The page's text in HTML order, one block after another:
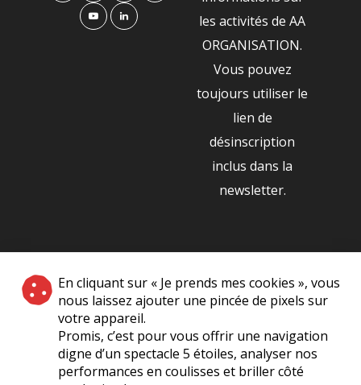
En cliquant sur « Je prends mes cookies », vous
nous laissez ajouter une pincée de pixels sur
votre appareil.
Promis, c’est pour vous offrir une navigation
digne d’un spectacle 5 étoiles, analyser nos
performances en coulisses et briller côté
les activités de AA
ORGANISATION.
Vous pouvez
toujours utiliser le
lien de
désinscription
inclus dans la
newsletter.
NOS PARTENAIRES
|